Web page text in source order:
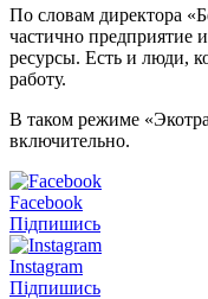
По словам директора
частично предприятие
ресурсы. Есть и люди,
работу.
В таком режиме
включительно.
Facebook
Підпишись
Instagram
Підпишись